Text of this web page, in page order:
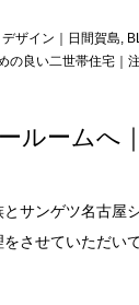
ザイン｜日間賀島,
の良い二世帯住宅｜
ルームへ
サンゲツ名古屋
させていただい